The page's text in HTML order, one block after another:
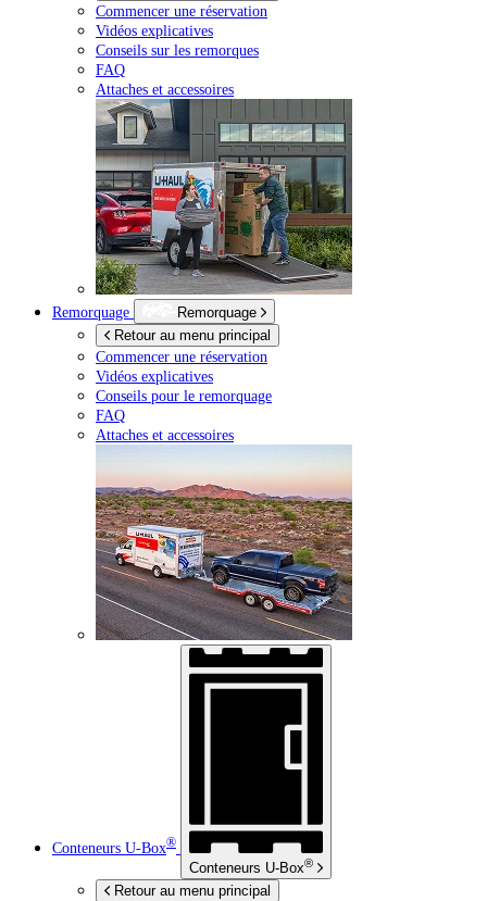
Commencer une réservation
Vidéos explicatives
Conseils sur les remorques
FAQ
Attaches et accessoires
Remorquage
Remorquage
Retour au menu principal
Commencer une réservation
Vidéos explicatives
Conseils pour le remorquage
FAQ
Attaches et accessoires
Conteneurs U-Box®
Conteneurs U-Box®
Retour au menu principal